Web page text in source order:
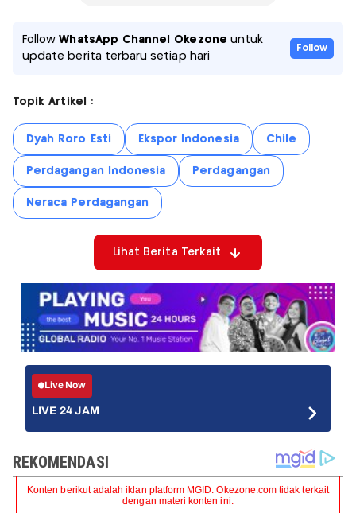
FollowWhatsApp Channel Okezone untuk
update berita terbaru setiap hari
Follow
Topik Artikel :
Dyah Roro Esti Ekspor Indonesia Chile
Perdagangan Indonesia Perdagangan
Neraca Perdagangan
Lihat Berita Terkait
Live Now
LIVE 24 JAM